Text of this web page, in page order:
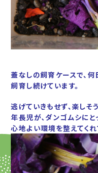
蓋なしの飼育ケースで、何
飼育し続けています。
逃げていきもせず、楽し
年長児が、ダンゴムシにと
心地よい環境を整えてく